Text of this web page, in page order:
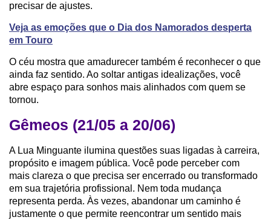
precisar de ajustes.
Veja as emoções que o Dia dos Namorados desperta
em Touro
O céu mostra que amadurecer também é reconhecer o que
ainda faz sentido. Ao soltar antigas idealizações, você
abre espaço para sonhos mais alinhados com quem se
tornou.
Gêmeos (21/05 a 20/06)
A Lua Minguante ilumina questões suas ligadas à carreira,
propósito e imagem pública. Você pode perceber com
mais clareza o que precisa ser encerrado ou transformado
em sua trajetória profissional. Nem toda mudança
representa perda. Às vezes, abandonar um caminho é
justamente o que permite reencontrar um sentido mais